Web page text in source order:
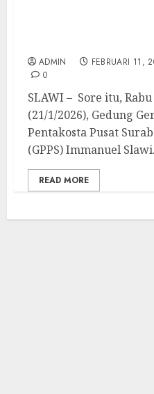
ADMIN
FEBRUARI 11,
0
SLAWI – Sore itu, Rabu
(21/1/2026), Gedung
Pentakosta Pusat
(GPPS) Immanuel
READ MORE